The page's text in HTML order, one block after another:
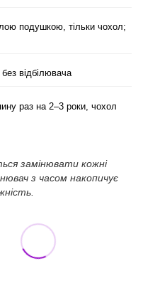
подушкою, тільки чохол;
відбілювача
раз на 2–3 роки, чохол
замінювати кожні
з часом накопичує